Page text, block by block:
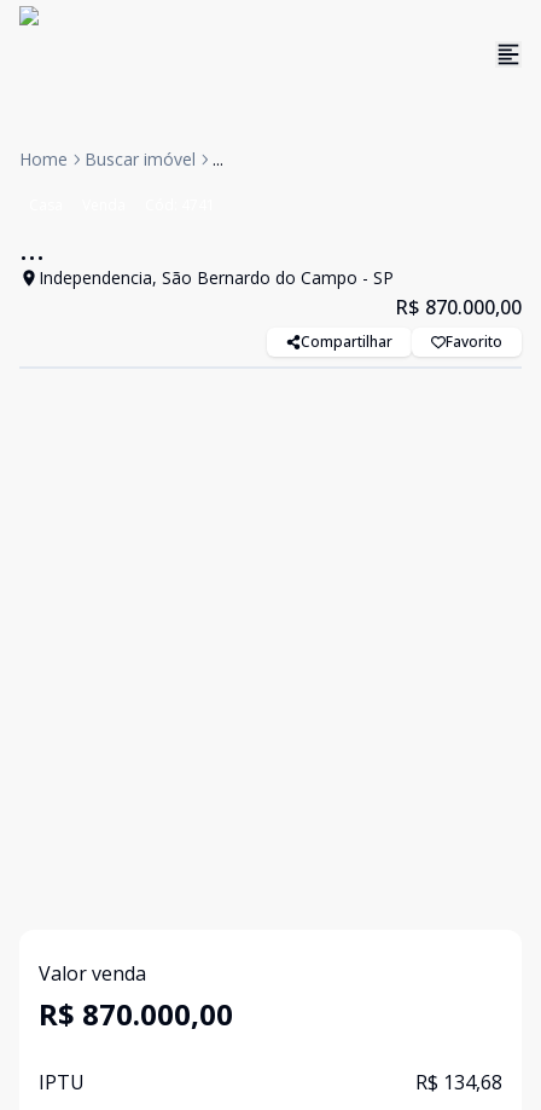
Home Buscar imóvel ...
...
Independencia, São Bernardo do Campo - SP
R$ 870.000,00
Compartilhar Favorito
Valor venda
R$ 870.000,00
IPTU R$ 134,68